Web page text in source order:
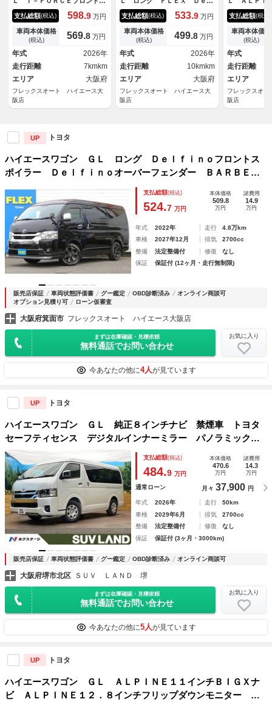
ポイラー Ｄｅｌｆｉｎｏオー
バーフェンダー ＦＬＥＸオリ
ジナル ＰＡＷ１６インチアル
ミホイール ＧＲＡＮＴＲＥＫ
１６インチタイヤ アルティメ
ットテールＬＥＤテールラン
プ ＥＴＣ
支払総額(税込) 598.9 万円
車両本体価格
(税込) 569.8 万円
年式
2026年
走行距離
7kmkm
エリア
大阪府
フレックスオート ハイエース大
阪店
ｆｉｎｏフロントスポイラー
ＦＬＥＸ Ｄｅｌｆｉｎｏオー
バーフェンダー ＦＬＥＸ バ
ルベログランデ１７インチＡ
Ｗ ナスカー１７インチタイ
ヤ ＦＬＥＸ ラムダ ＬＥＤ
テールランプ
支払総額(税込) 533.9 万円
車両本体価格
(税込) 499.8 万円
年式
2026年
走行距離
10kmkm
エリア
大阪府
フレックスオート ハイエース大
阪店
カレスナビ
２．８インチ
モニター 新
Ｒ１ モデリ
イラー アル
ルランプ 艶
ネルセット
支払総額(税込)
車両本体価格
(税込)
年式
走行距離
エリア
フレックスオ
阪店
UP トヨタ
ハイエースワゴン ＧＬ ロング Ｄｅｌｆｉｎｏフロントス
ポイラー Ｄｅｌｆｉｎｏオーバーフェンダー ＢＡＲＢＥＲ
Ｏ １７インチＡＷ ナスカーホワイトレタータイヤ 煌きＬ
ＥＤテールランプ ドアバイザー カロッツェリア製７インチ
ＳＤナビ
支払総額(税込)
524.7 万円
本体価格
509.8
万円
諸費用
14.9
万円
年式 2022年 走行
4.8万km
車検
2027年12月 排気
2700cc
整備
法定整備付 修復
なし
保証
保証付 (12ヶ月・走行無制限)
販売店保証 車両状態評価書 グー鑑定 OBD診断済み
オンライン商談可
オプション見積り可
ローン仮審査
大阪府箕面市 フレックスオート ハイエース大阪店
まずは在庫確認・見積依頼
無料通話でお問い合わせ
お気に入り
今あなたの他に4人が見ています
UP トヨタ
ハイエースワゴン ＧＬ 純正８インチナビ 禁煙車 トヨタ
セーフティセンス デジタルインナーミラー パノラミックビ
ューモニター 片側電動ドア ＬＥＤヘッドライト フルセ
グ Ｂｌｕｅｔｏｏｔｈ オートエアコン ＨＤＭＩ
支払総額(税込)
484.9 万円
本体価格
470.6
万円
諸費用
14.3
万円
通常ローン 月々 37,900 円
年式 2026年 走行
50km
車検
2029年6月 排気
2700cc
整備
法定整備付 修復
なし
保証
保証付 (3ヶ月・3000km)
販売店保証 車両状態評価書 グー鑑定 OBD診断済み オンライン商談可
大阪府堺市北区 ＳＵＶ ＬＡＮＤ 堺
まずは在庫確認・見積依頼
無料通話でお問い合わせ
お気に入り
今あなたの他に5人が見ています
UP トヨタ
ハイエースワゴン ＧＬ ＡＬＰＩＮＥ１１インチＢＩＧＸナ
ビ ＡＬＰＩＮＥ１２．８インチフリップダウンモニター フ